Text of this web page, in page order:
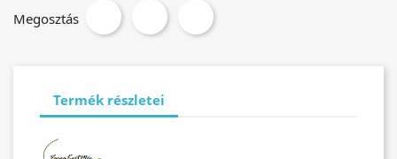
Megosztás
Termék részletei